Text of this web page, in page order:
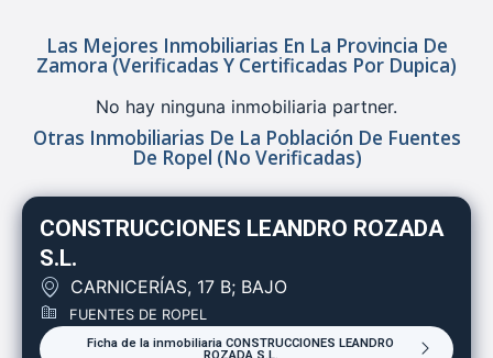
Las Mejores Inmobiliarias En La Provincia De
Zamora (verificadas Y Certificadas Por Dupica)
No hay ninguna inmobiliaria partner.
Otras Inmobiliarias De La Población De Fuentes
De Ropel (no Verificadas)
CONSTRUCCIONES LEANDRO ROZADA
S.L.
CARNICERÍAS, 17 B; BAJO
FUENTES DE ROPEL
Ficha de la inmobiliaria CONSTRUCCIONES LEANDRO